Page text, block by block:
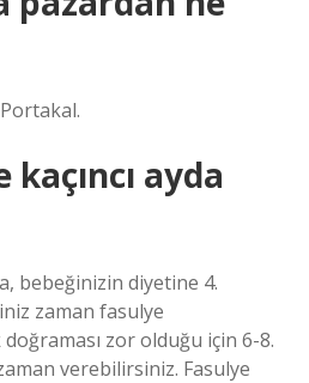
ayda
bebeğinizin diyetine 4.
zaman fasulye
zor olduğu için 6-8.
verebilirsiniz. Fasulye